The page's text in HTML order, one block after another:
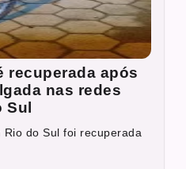
recuperada após
nas redes
do Sul foi recuperada